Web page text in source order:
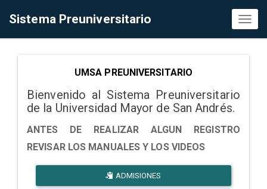
Sistema Preuniversitario
UMSA PREUNIVERSITARIO
Bienvenido al Sistema Preuniversitario
de la Universidad Mayor de San Andrés.
ANTES DE REALIZAR ALGUN REGISTRO
REVISAR LOS MANUALES Y LOS VIDEOS
ADMISIONES